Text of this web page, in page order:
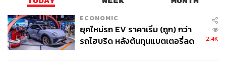
ECONOMIC
ยุคใหม่รถ EV ราคาเริ่ม (ถูก) กว่า
รถไฮบริด หลังต้นทุนแบตเตอรี่ลด
2.4K